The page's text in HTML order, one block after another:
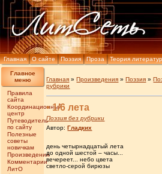
Главная О сайте Поэзия Проза Теория
Главное
меню
Правила
сайта
Координационный
центр
Путеводитель
по сайту
Полезные
советы
новичкам
Произведения
Комментарии
ЛитО
Главная »Произведения »Поэзия »
рубрики
• 1/6 лета
Поэзия без рубрики
Автор:Гладких
день четырнадцатый лета
до одной шестой – часы...
вечереет... небо цвета
светло-серой бирюзы